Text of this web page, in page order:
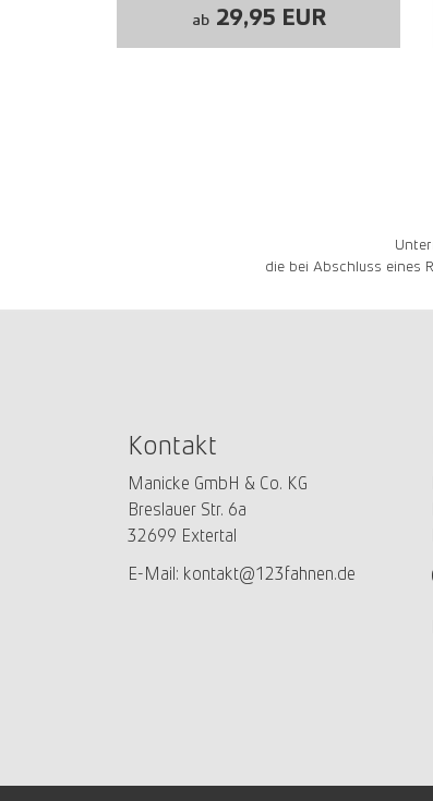
ab29,95 EUR
die bei Abschluss eines
Kontakt
Manicke GmbH & Co. KG
Breslauer Str. 6a
32699 Extertal
E-Mail: kontakt@123fahnen.de